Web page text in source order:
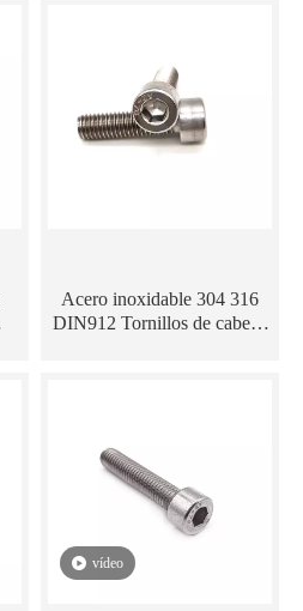
Acero inoxidable 304 316
DIN912 Tornillos de cabeza
vídeo